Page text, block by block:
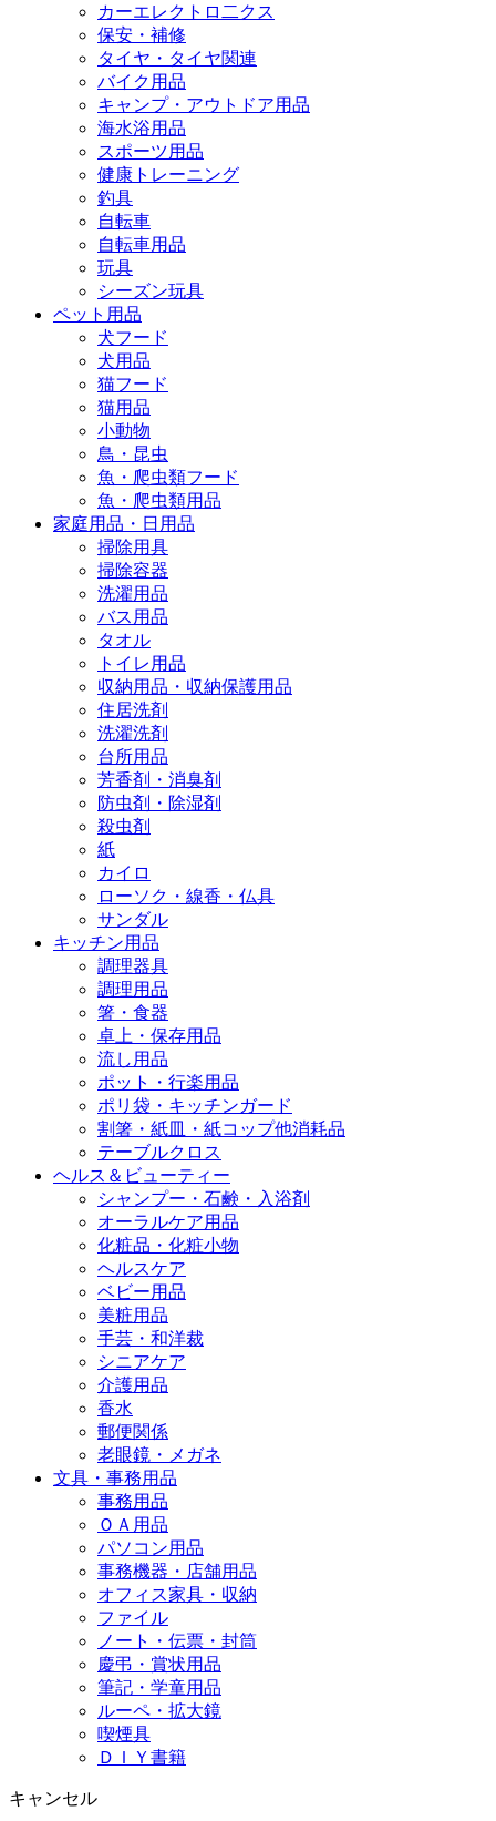
カーエレクトロ二クス
保安・補修
タイヤ・タイヤ関連
バイク用品
キャンプ・アウトドア用品
海水浴用品
スポーツ用品
健康トレーニング
釣具
自転車
自転車用品
玩具
シーズン玩具
ペット用品
犬フード
犬用品
猫フード
猫用品
小動物
鳥・昆虫
魚・爬虫類フード
魚・爬虫類用品
家庭用品・日用品
掃除用具
掃除容器
洗濯用品
バス用品
タオル
トイレ用品
収納用品・収納保護用品
住居洗剤
洗濯洗剤
台所用品
芳香剤・消臭剤
防虫剤・除湿剤
殺虫剤
紙
カイロ
ローソク・線香・仏具
サンダル
キッチン用品
調理器具
調理用品
箸・食器
卓上・保存用品
流し用品
ポット・行楽用品
ポリ袋・キッチンガード
割箸・紙皿・紙コップ他消耗品
テーブルクロス
ヘルス＆ビューティー
シャンプー・石鹸・入浴剤
オーラルケア用品
化粧品・化粧小物
ヘルスケア
ベビー用品
美粧用品
手芸・和洋裁
シニアケア
介護用品
香水
郵便関係
老眼鏡・メガネ
文具・事務用品
事務用品
ＯＡ用品
パソコン用品
事務機器・店舗用品
オフィス家具・収納
ファイル
ノート・伝票・封筒
慶弔・賞状用品
筆記・学童用品
ルーペ・拡大鏡
喫煙具
ＤＩＹ書籍
キャンセル